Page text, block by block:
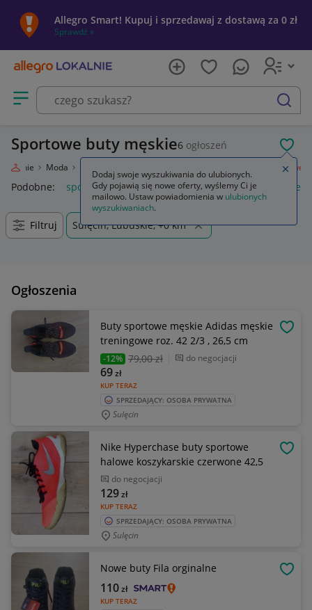
Allegro Smart! Kupuj i sprzedawaj z dostawą za 0 zł
Sprawdź »
Otwórz menu z kategoriami
szukaj
Sportowe buty męskie6 ogłoszeń
Moda Sportowe
Podobne: sportowe buty sportowe męskie buty sportowe
Filtruj Sulęcin, Lubuskie, +0 km
Ogłoszenia
Buty sportowe męskie Adidas męskie
treningowe roz. 42 2/3 , 26,5 cm
-12% 79,00 zł do negocjacji
KUP TERAZ
69zł
SPRZEDAJĄCY: OSOBA PRYWATNA
Sulęcin
Nike Hyperchase buty sportowe
halowe koszykarskie czerwone 42,5
do negocjacji
KUP TERAZ
129zł
SPRZEDAJĄCY: OSOBA PRYWATNA
Sulęcin
Nowe buty Fila orginalne
KUP TERAZ
110zł
Dodaj swoje wyszukiwania do ulubionych.
Gdy pojawią się nowe oferty, wyślemy Ci je
mailowo. Ustaw powiadomienia w ulubionych
wyszukiwaniach.